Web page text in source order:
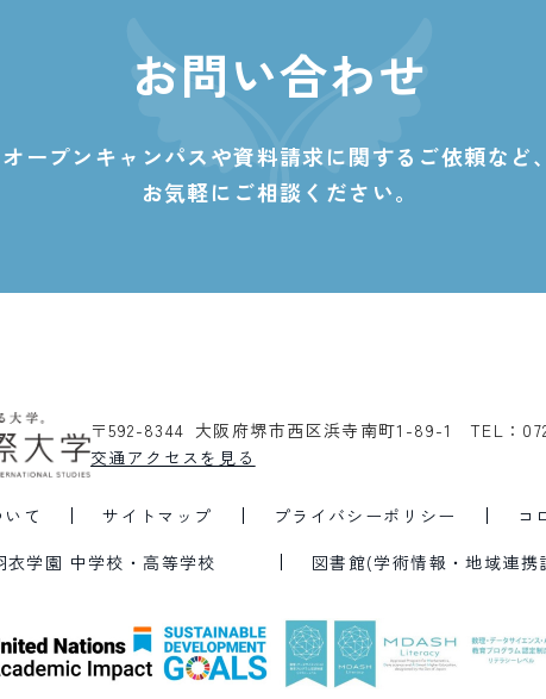
お問い合わせ
オープンキャンパスや資料請求に関する ご依頼など
お気軽にご相談ください。
〒592-8344 大阪府堺市西区浜寺南町1-89-1
TEL：
交通アクセスを見る
て サイトマップ プライバシーポリシー
コ
衣学園 中学校・高等学校 図書館(学術情報・地域連携